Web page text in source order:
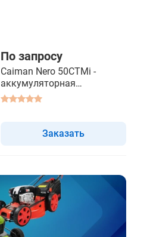
По запросу
Caiman Nero 50CTMi -
аккумуляторная
газонокосилка самоходная
Заказать